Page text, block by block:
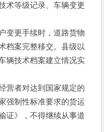
术等级记录、车辆变更
更手续时，道路货物
档案完整移交。县级以
辆技术档案建立情况实
者对达到国家规定的
强制性标准要求的货运
证》，不得继续从事道